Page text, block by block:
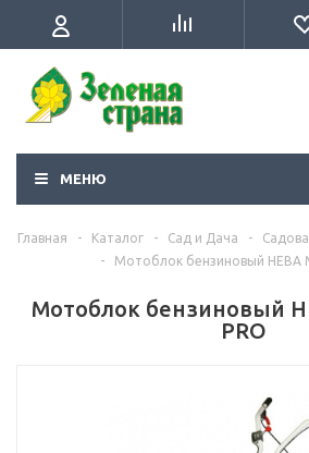
МЕНЮ
Главная - Каталог - Сад и Дача -
-
Мотоблок бензиновый НЕВА
Мотоблок бензиновый
PRO